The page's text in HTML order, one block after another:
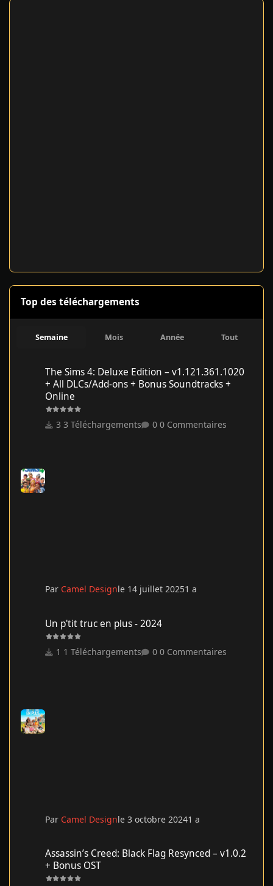
Top des téléchargements
Semaine Mois Année Tout
The Sims 4: Deluxe Edition – v1.121.361.1020
+ All DLCs/Add-ons + Bonus Soundtracks +
Online
3 Téléchargements 0 Commentaires
Par Camel Designle 14 juillet 20251 a
Un p'tit truc en plus - 2024
1 Téléchargements 0 Commentaires
Par Camel Designle 3 octobre 20241 a
Assassin’s Creed: Black Flag Resynced – v1.0.2
+ Bonus OST